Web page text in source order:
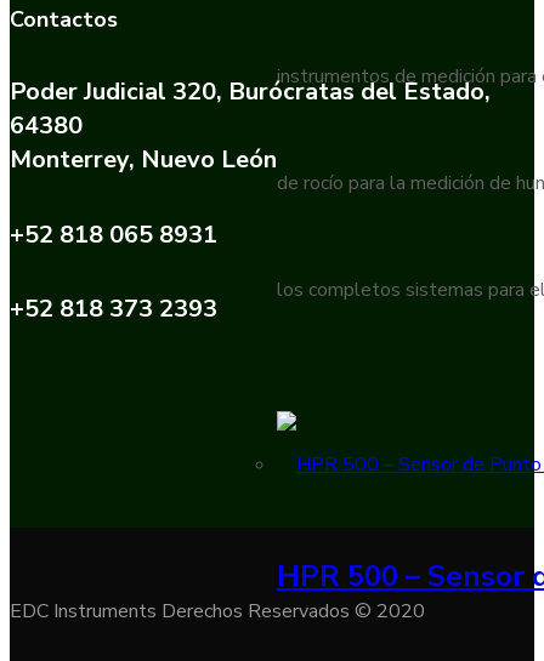
instrumentos de medición
de rocío para la medición de
los completos sistemas para
HPR 500 –
Contactos
Poder Judicial 320, Burócratas del Estado,
64380
Monterrey, Nuevo León
+52 818 065 8931
+52 818 373 2393
EDC Instruments Derechos Reservados © 2020